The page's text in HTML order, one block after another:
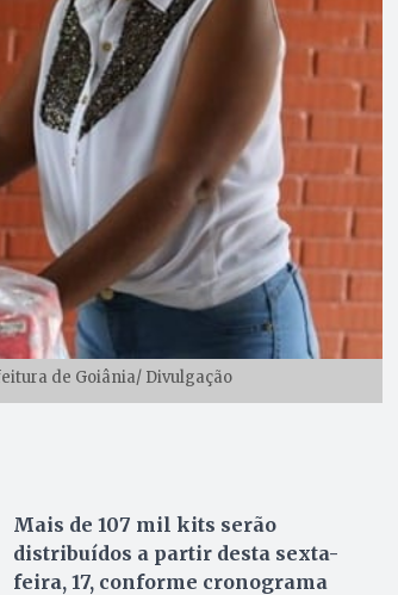
de Goiânia/ Divulgação
Mais de 107 mil kits serão
distribuídos a partir desta sexta-
feira, 17, conforme cronograma